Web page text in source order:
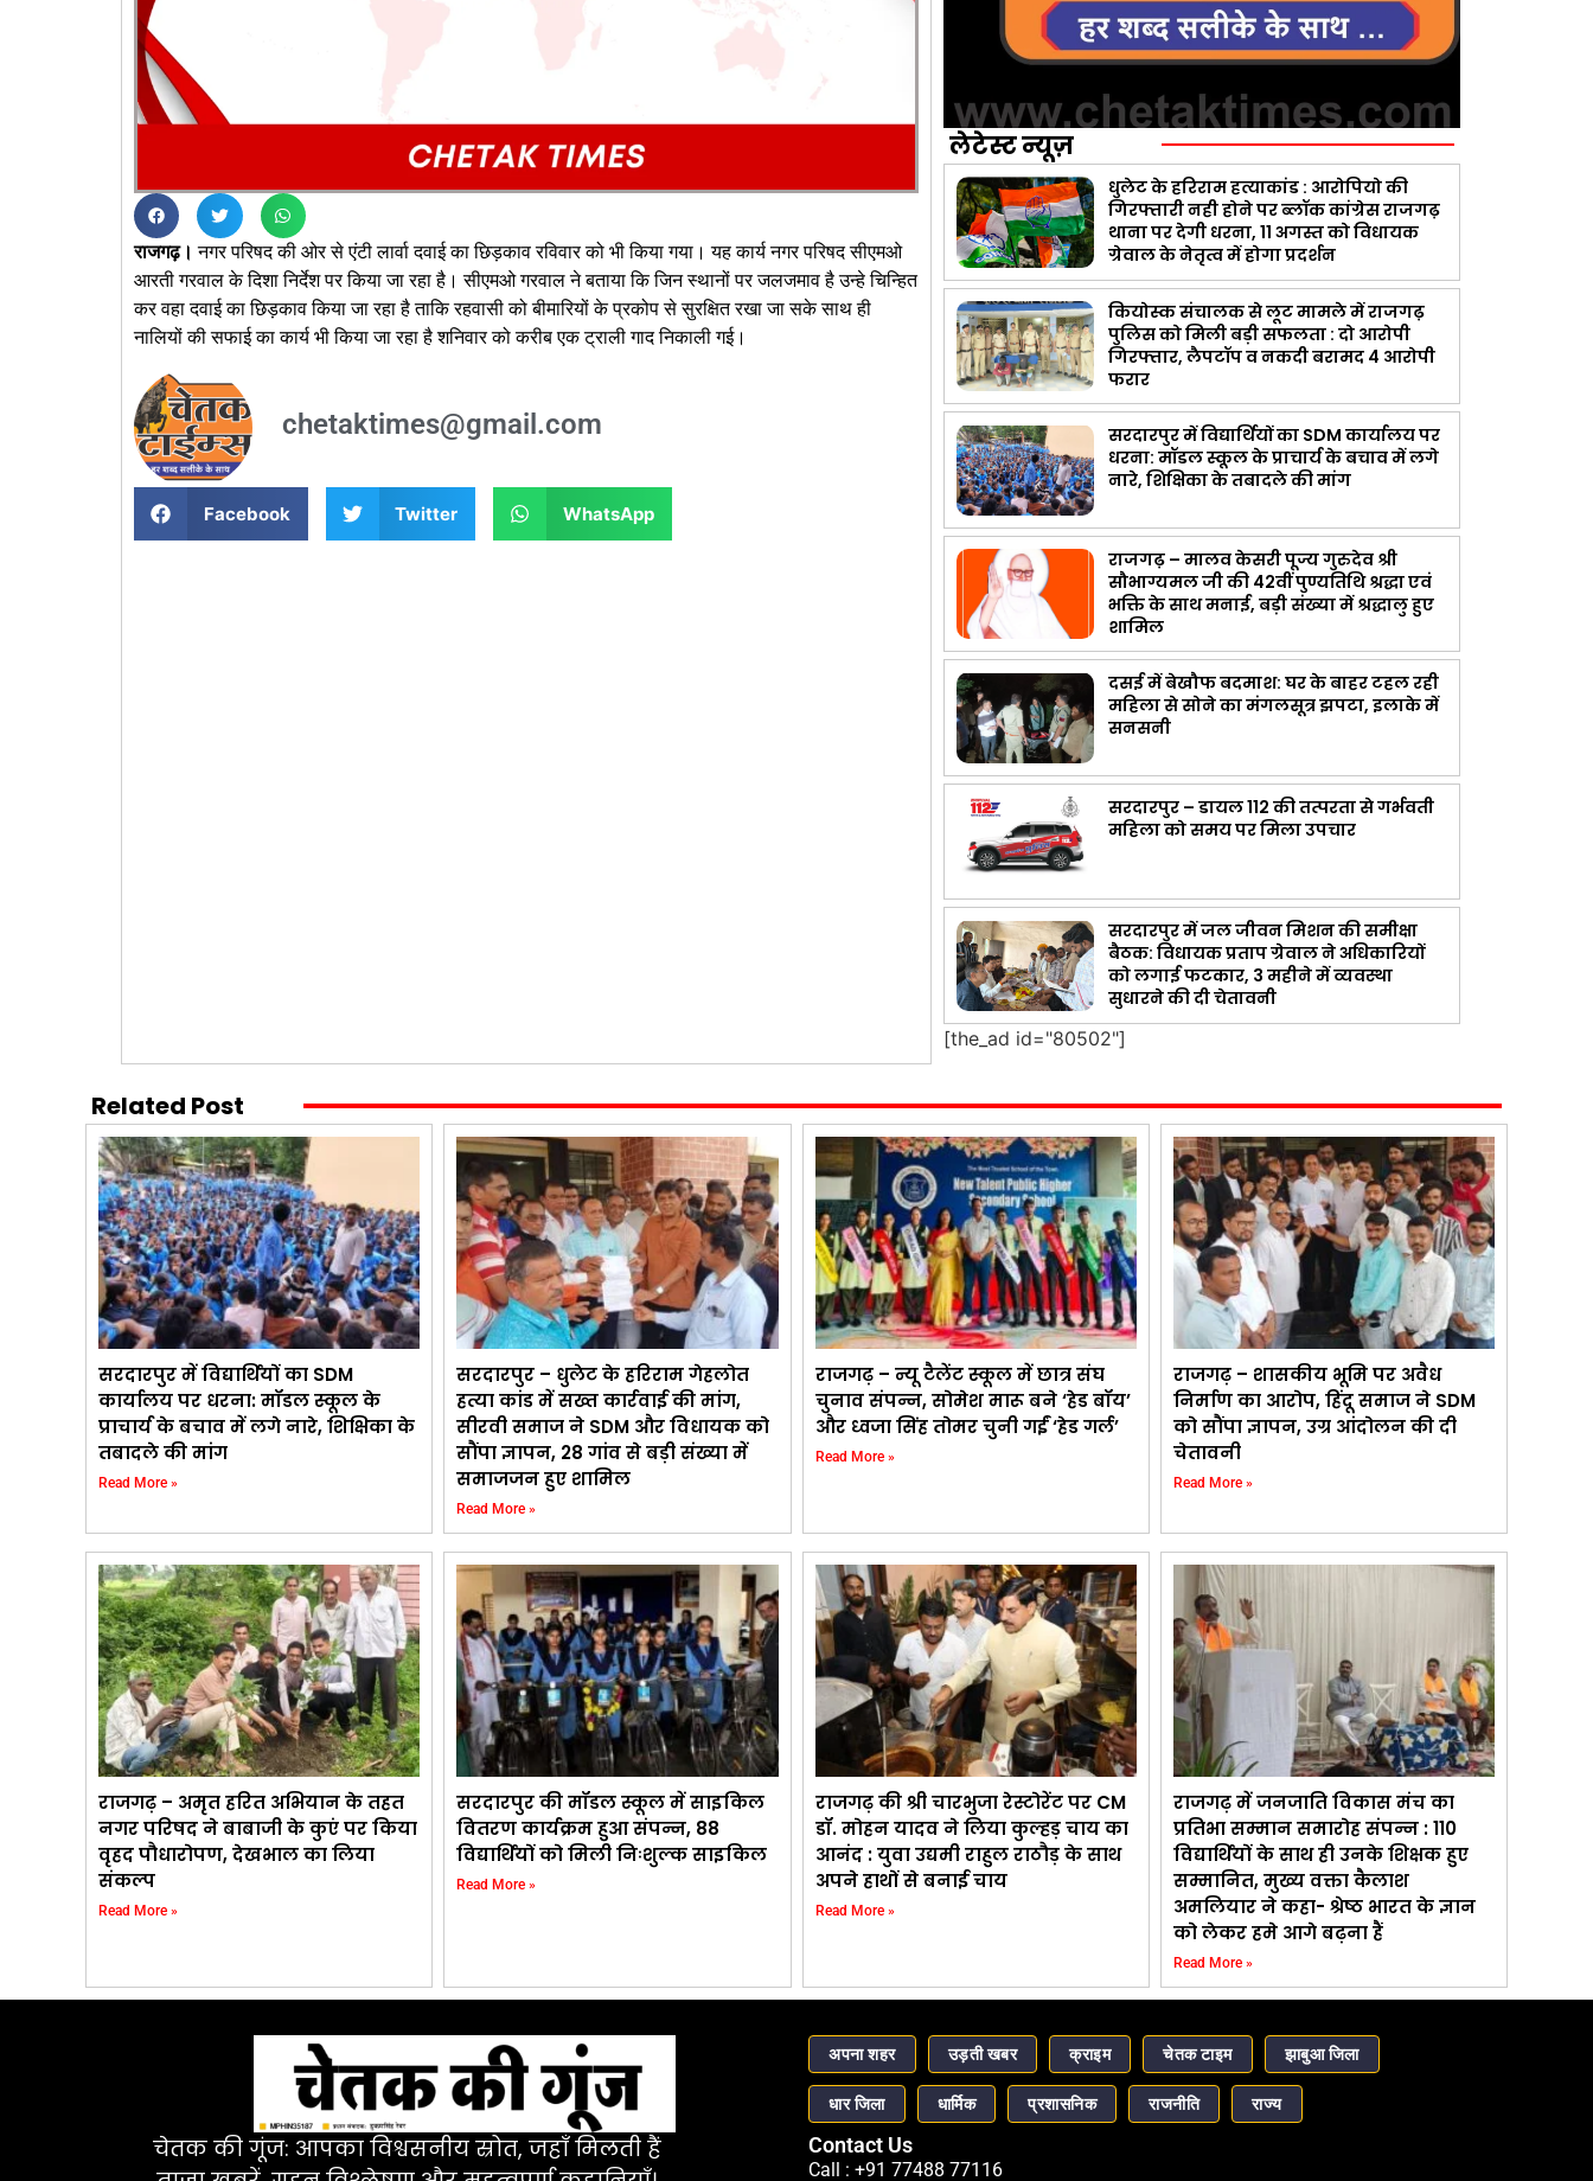
राजगढ़। नगर परिषद की ओर से एंटी लार्वा दवाई का छिड़काव रविवार को भी किया गया। यह कार्य नगर परिषद सीएमओ
आरती गरवाल के दिशा निर्देश पर किया जा रहा है। सीएमओ गरवाल ने बताया कि जिन स्थानों पर जलजमाव है उन्हे चिन्हित
कर वहा दवाई का छिड़काव किया जा रहा है ताकि रहवासी को बीमारियों के प्रकोप से सुरक्षित रखा जा सके साथ ही
नालियों की सफाई का कार्य भी किया जा रहा है शनिवार को करीब एक ट्राली गाद निकाली गई।
chetaktimes@gmail.com
Facebook Twitter WhatsApp
लेटेस्ट न्यूज़
धुलेट के हरिराम हत्याकांड : आरोपियो की
गिरफ्तारी नही होने पर ब्लॉक कांग्रेस राजगढ़
थाना पर देगी धरना, 11 अगस्त को विधायक
ग्रेवाल के नेतृत्व में होगा प्रदर्शन
कियोस्क संचालक से लूट मामले में राजगढ़
पुलिस को मिली बड़ी सफलता : दो आरोपी
गिरफ्तार, लैपटॉप व नकदी बरामद 4 आरोपी
फरार
सरदारपुर में विद्यार्थियों का SDM कार्यालय पर
धरना: मॉडल स्कूल के प्राचार्य के बचाव में लगे
नारे, शिक्षिका के तबादले की मांग
राजगढ़ – मालव केसरी पूज्य गुरुदेव श्री
सौभाग्यमल जी की 42वीं पुण्यतिथि श्रद्धा एवं
भक्ति के साथ मनाई, बड़ी संख्या में श्रद्धालु हुए
शामिल
दसई में बेखौफ बदमाश: घर के बाहर टहल रही
महिला से सोने का मंगलसूत्र झपटा, इलाके में
सनसनी
सरदारपुर – डायल 112 की तत्परता से गर्भवती
महिला को समय पर मिला उपचार
सरदारपुर में जल जीवन मिशन की समीक्षा
बैठक: विधायक प्रताप ग्रेवाल ने अधिकारियों
को लगाई फटकार, 3 महीने में व्यवस्था
सुधारने की दी चेतावनी
[the_ad id="80502"]
Related Post
सरदारपुर में विद्यार्थियों का SDM
कार्यालय पर धरना: मॉडल स्कूल के
प्राचार्य के बचाव में लगे नारे, शिक्षिका के
तबादले की मांग
Read More »
सरदारपुर – धुलेट के हरिराम गेहलोत
हत्या कांड में सख्त कार्रवाई की मांग,
सीरवी समाज ने SDM और विधायक को
सौंपा ज्ञापन, 28 गांव से बड़ी संख्या में
समाजजन हुए शामिल
Read More »
राजगढ़ – न्यू टैलेंट स्कूल में छात्र संघ
चुनाव संपन्न, सोमेश मारू बने ‘हेड बॉय’
और ध्वजा सिंह तोमर चुनी गईं ‘हेड गर्ल’
Read More »
राजगढ़ – शासकीय भूमि पर अवैध
निर्माण का आरोप, हिंदू समाज ने SDM
को सौंपा ज्ञापन, उग्र आंदोलन की दी
चेतावनी
Read More »
राजगढ़ – अमृत हरित अभियान के तहत
नगर परिषद ने बाबाजी के कुएं पर किया
वृहद पौधारोपण, देखभाल का लिया
संकल्प
Read More »
सरदारपुर की मॉडल स्कूल में साइकिल
वितरण कार्यक्रम हुआ संपन्न, 88
विद्यार्थियों को मिली निःशुल्क साइकिल
Read More »
राजगढ़ की श्री चारभुजा रेस्टोरेंट पर CM
डॉ. मोहन यादव ने लिया कुल्हड़ चाय का
आनंद : युवा उद्यमी राहुल राठौड़ के साथ
अपने हाथों से बनाई चाय
Read More »
राजगढ़ में जनजाति विकास मंच का
प्रतिभा सम्मान समारोह संपन्न : 110
विद्यार्थियों के साथ ही उनके शिक्षक हुए
सम्मानित, मुख्य वक्ता कैलाश
अमलियार ने कहा- श्रेष्ठ भारत के ज्ञान
को लेकर हमे आगे बढ़ना हैं
Read More »
चेतक की गूंज: आपका विश्वसनीय स्रोत, जहाँ मिलती हैं
अपना शहर उड़ती खबर क्राइम चेतक टाइम झाबुआ जिला
धार जिला धार्मिक प्रशासनिक राजनीति राज्य
Contact Us
Call : +91 77488 77116